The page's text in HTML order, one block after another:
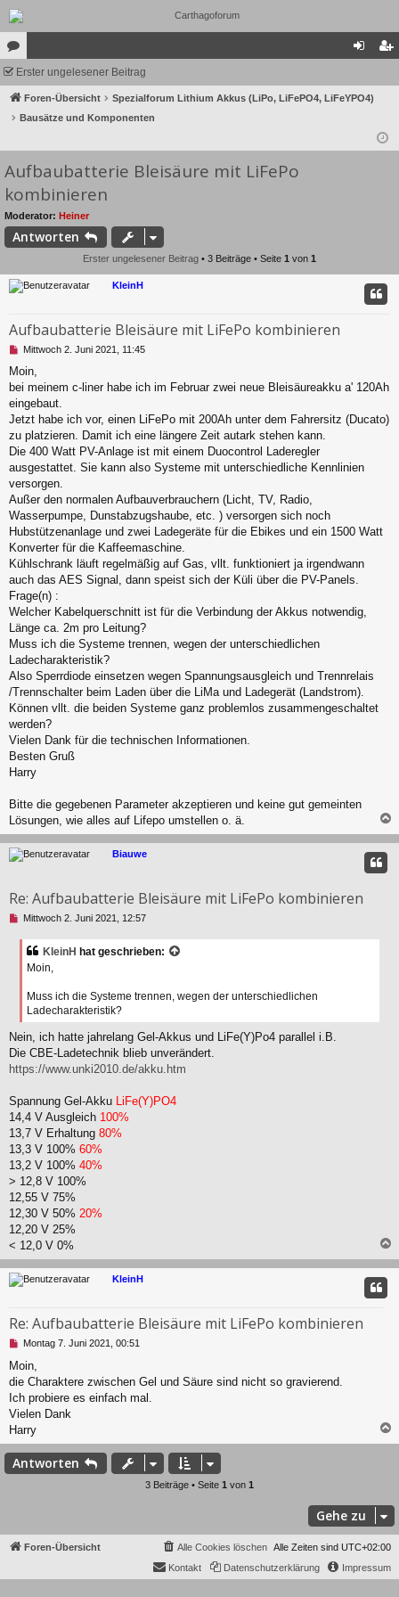
or
en m
de re
Erster ungelesener Beitrag
Foren-Übersicht
Spezialforum Lithium Akkus (LiPo, LiFePO4, LiFeYPO4)
Bausätze und Komponenten
Aufbaubatterie Bleisäure mit LiFePo
kombinieren
Moderator: Heiner
Antworten
Erster ungelesener Beitrag • 3 Beiträge • Seite 1 von 1
KleinH
Aufbaubatterie Bleisäure mit LiFePo kombinieren
U
g
e
l
e
e
n
e
r
B
e
i
t
r
a
g
Mittwoch 2. Juni 2021, 11:45
Moin,
bei meinem c-liner habe ich im Februar zwei neue Bleisäureakku a' 120Ah
eingebaut.
Jetzt habe ich vor, einen LiFePo mit 200Ah unter dem Fahrersitz (Ducato)
zu platzieren. Damit ich eine längere Zeit autark stehen kann.
Die 400 Watt PV-Anlage ist mit einem Duocontrol Laderegler
ausgestattet. Sie kann also Systeme mit unterschiedliche Kennlinien
versorgen.
Außer den normalen Aufbauverbrauchern (Licht, TV, Radio,
Wasserpumpe, Dunstabzugshaube, etc. ) versorgen sich noch
Hubstützenanlage und zwei Ladegeräte für die Ebikes und ein 1500 Watt
Konverter für die Kaffeemaschine.
Kühlschrank läuft regelmäßig auf Gas, vllt. funktioniert ja irgendwann
auch das AES Signal, dann speist sich der Küli über die PV-Panels.
Frage(n) :
Welcher Kabelquerschnitt ist für die Verbindung der Akkus notwendig,
Länge ca. 2m pro Leitung?
Muss ich die Systeme trennen, wegen der unterschiedlichen
Ladecharakteristik?
Also Sperrdiode einsetzen wegen Spannungsausgleich und Trennrelais
/Trennschalter beim Laden über die LiMa und Ladegerät (Landstrom).
Können vllt. die beiden Systeme ganz problemlos zusammengeschaltet
werden?
Vielen Dank für die technischen Informationen.
Besten Gruß
Harry
Bitte die gegebenen Parameter akzeptieren und keine gut gemeinten
Lösungen, wie alles auf Lifepo umstellen o. ä.
a
c
Biauwe
Re: Aufbaubatterie Bleisäure mit LiFePo kombinieren
U
n
e
r
B
e
t
r
a
g
Mittwoch 2. Juni 2021, 12:57
KleinH hat geschrieben:
Moin,
Muss ich die Systeme trennen, wegen der unterschiedlichen
Ladecharakteristik?
Nein, ich hatte jahrelang Gel-Akkus und LiFe(Y)Po4 parallel i.B.
Die CBE-Ladetechnik blieb unverändert.
https://www.unki2010.de/akku.htm
Spannung Gel-Akku LiFe(Y)PO4
14,4 V Ausgleich 100%
13,7 V Erhaltung 80%
13,3 V 100% 60%
13,2 V 100% 40%
> 12,8 V 100%
12,55 V 75%
12,30 V 50% 20%
12,20 V 25%
< 12,0 V 0%
a
c
KleinH
Re: Aufbaubatterie Bleisäure mit LiFePo kombinieren
U
g
e
l
e
e
r
r
Montag 7. Juni 2021, 00:51
Moin,
die Charaktere zwischen Gel und Säure sind nicht so gravierend.
Ich probiere es einfach mal.
Vielen Dank
Harry
a
n
Antworten
3 Beiträge • Seite 1 von 1
Gehe zu
Foren-Übersicht Alle Zeiten sind UTC+02:00
Alle Cookies löschen
Impressum
Datenschutzerklärung
Kontakt